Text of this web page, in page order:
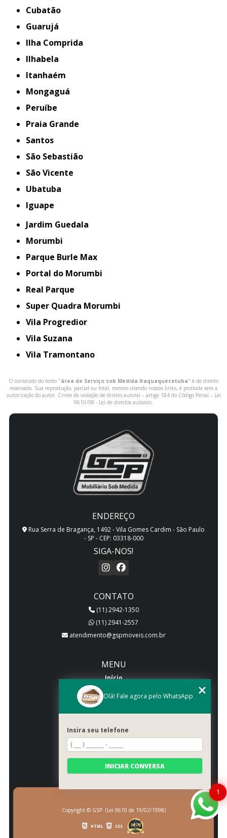
Cubatão
Guarujá
Ilha Comprida
Ilhabela
Itanhaém
Mongaguá
Peruíbe
Praia Grande
Santos
São Sebastião
São Vicente
Ubatuba
iguape
Jardim Guedala
Morumbi
Parque Burle Max
Portal do Morumbi
Real Parque
Super Quadra Morumbi
Vila Progredior
Vila Suzana
Vila Tramontano
O conteúdo do texto "área de Serviço sob Medida Itaquaquecetuba" é de direito
reservado. Sua reprodução, parcial ou total, mesmo citando nossos links, é proibida sem a
autorização do autor. Crime de violação de direito autoral – artigo 184 do Código Penal – Lei
9610/98 - Lei de direitos autorais.
ENDEREÇO
Rua Serra de Bragança, 1492 - Vila Gomes Cardim - São Paulo
- SP - CEP: 03318-000
SIGA-NOS!
CONTATO
(11) 2942-1350
(11) 2941-2557
atendimento@gspmoveis.com.br
MENU
Início
Quem somos
Galeria
Categorias
Contato
Mapa do site
Copyright © GSP. (Lei 9610 de 19/02/1998)
HTML CSS
1
Olá! Fale agora pelo WhatsApp
Insira seu telefone
INICIAR CONVERSA